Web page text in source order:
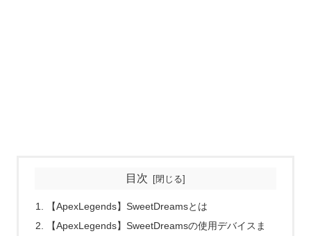
目次
【ApexLegends】SweetDreamsとは
【ApexLegends】SweetDreamsの使用デバイスま